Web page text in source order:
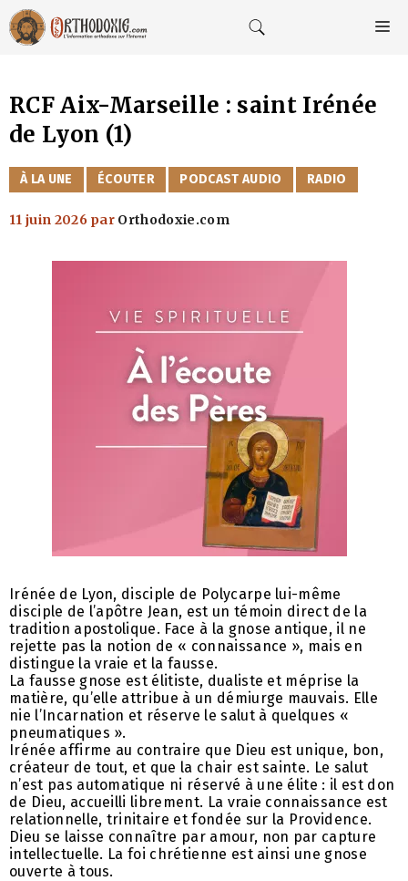
Aller
au
contenu
RCF Aix-Marseille : saint Irénée
de Lyon (1)
CATÉGORIES
À LA UNE ÉCOUTER PODCAST AUDIO RADIO
11 juin 2026 par Orthodoxie.com
Irénée de Lyon, disciple de Polycarpe lui-même
disciple de l’apôtre Jean, est un témoin direct de la
tradition apostolique. Face à la gnose antique, il ne
rejette pas la notion de « connaissance », mais en
distingue la vraie et la fausse.
La fausse gnose est élitiste, dualiste et méprise la
matière, qu’elle attribue à un démiurge mauvais. Elle
nie l’Incarnation et réserve le salut à quelques «
pneumatiques ».
Irénée affirme au contraire que Dieu est unique, bon,
créateur de tout, et que la chair est sainte. Le salut
n’est pas automatique ni réservé à une élite : il est don
de Dieu, accueilli librement. La vraie connaissance est
relationnelle, trinitaire et fondée sur la Providence.
Dieu se laisse connaître par amour, non par capture
intellectuelle. La foi chrétienne est ainsi une gnose
ouverte à tous.